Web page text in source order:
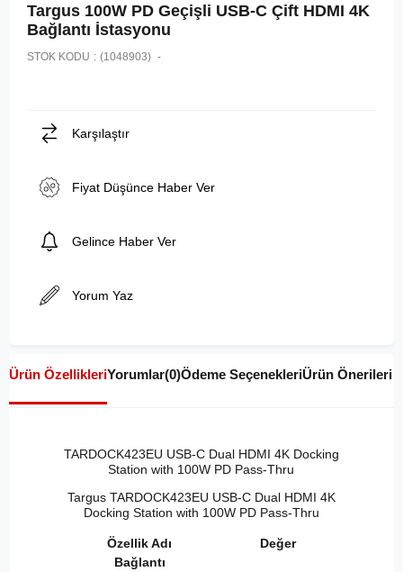
Targus 100W PD Geçişli USB-C Çift HDMI 4K
Bağlantı İstasyonu
STOK KODU (1048903)
Karşılaştır
Fiyat Düşünce Haber Ver
Gelince Haber Ver
Yorum Yaz
Ürün ÖzellikleriYorumlar(0)Ödeme SeçenekleriÜrün Önerileri
TARDOCK423EU USB-C Dual HDMI 4K Docking
Station with 100W PD Pass-Thru
Targus TARDOCK423EU USB-C Dual HDMI 4K
Docking Station with 100W PD Pass-Thru
Özellik Adı
Değer
Bağlantı